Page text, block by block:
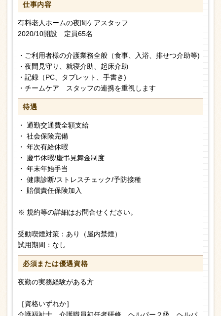
仕事内容
有料老人ホームの夜間ケアスタッフ
2020/10開設 定員65名
・ご利用者様の介護業務全般（食事、入浴、排せつ介助等)
・夜間見守り、就寝介助、起床介助
・記録（PC、タブレット、手書き)
・チームケア スタッフの連携を重視します
待遇
・ 通勤交通費全額支給
・ 社会保険完備
・ 年次有給休暇
・ 慶弔休暇/慶弔見舞金制度
・ 年末年始手当
・ 健康診断/ストレスチェック/予防接種
・ 賠償責任保険加入
※ 規約等の詳細はお問合せください。
受動喫煙対策：あり（屋内禁煙）
試用期間：なし
必須または優遇資格
夜勤の実務経験がある方
［資格いずれか］